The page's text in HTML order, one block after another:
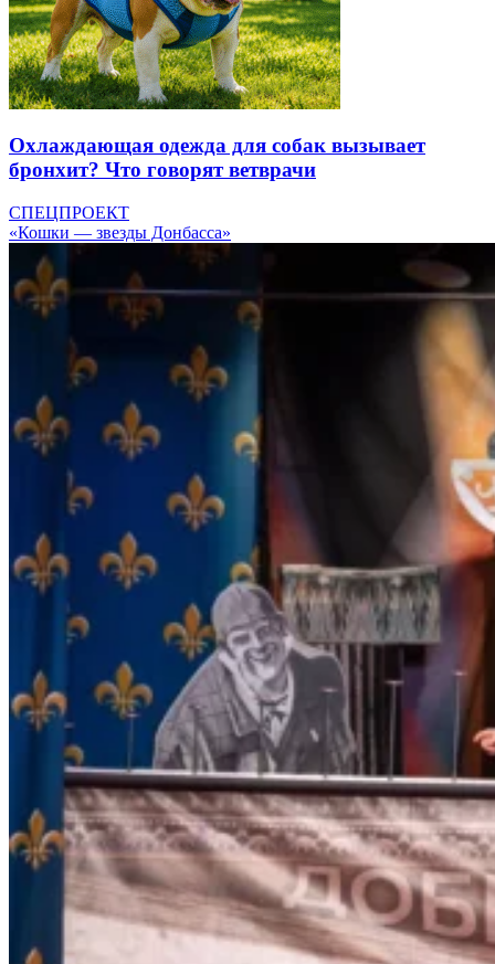
Охлаждающая одежда для собак вызывает
бронхит? Что говорят ветврачи
СПЕЦПРОЕКТ
«Кошки — звезды Донбасса»